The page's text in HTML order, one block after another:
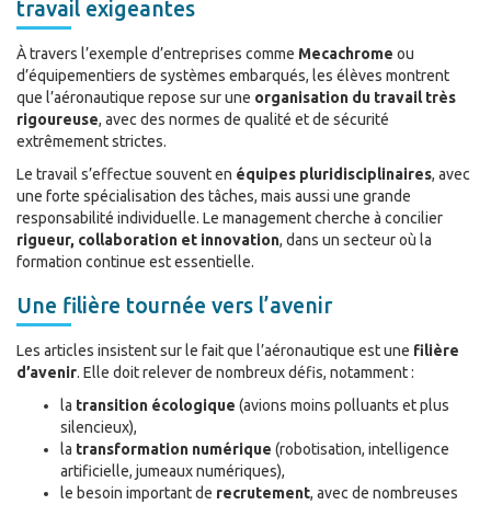
travail exigeantes
À travers l’exemple d’entreprises comme Mecachrome ou
d’équipementiers de systèmes embarqués, les élèves montrent
que l’aéronautique repose sur une organisation du travail très
rigoureuse, avec des normes de qualité et de sécurité
extrêmement strictes.
Le travail s’effectue souvent en équipes pluridisciplinaires, avec
une forte spécialisation des tâches, mais aussi une grande
responsabilité individuelle. Le management cherche à concilier
rigueur, collaboration et innovation, dans un secteur où la
formation continue est essentielle.
Une filière tournée vers l’avenir
Les articles insistent sur le fait que l’aéronautique est une filière
d’avenir. Elle doit relever de nombreux défis, notamment :
la transition écologique (avions moins polluants et plus
silencieux),
la transformation numérique (robotisation, intelligence
artificielle, jumeaux numériques),
le besoin important de recrutement, avec de nombreuses